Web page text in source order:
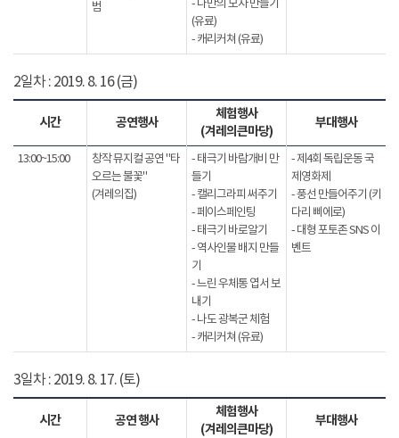
- 나만의 모자 만들기
(유료)
- 캐리커쳐 (유료)
범
2일차 : 2019. 8. 16 (금)
시간 공연행사
체험행사
(겨레의큰마당)
부대행사
13:00~15:00
창작 뮤지컬 공연 "타
오르는 불꽃"
(겨레의집)
- 태극기 바람개비 만
들기
- 캘리그라피 써주기
- 페이스페인팅
- 태극기 바로알기
- 역사인물 배지 만들
기
- 느린 우체통 엽서 보
내기
- 나도 광복군 체험
- 캐리커쳐 (유료)
- 제4회 독립운동 국
제영화제
- 풍선 만들어주기 (키
다리 삐에로)
- 대형 포토존 SNS 이
벤트
3일차 : 2019. 8. 17. (토)
시간 공연 행사
체험행사
(겨레의큰마당)
부대행사